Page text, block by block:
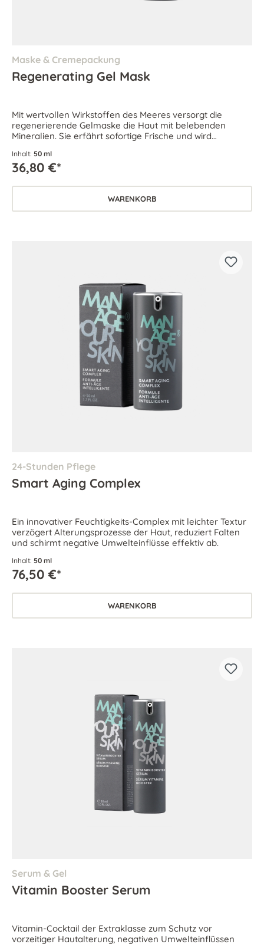
Maske & Cremepackung
Regenerating Gel Mask
Mit wertvollen Wirkstoffen des Meeres versorgt die
regenerierende Gelmaske die Haut mit belebenden
Mineralien. Sie erfährt sofortige Frische und wird
Inhalt: 50 ml
36,80 €*
WARENKORB
24-Stunden Pflege
Smart Aging Complex
Ein innovativer Feuchtigkeits-Complex mit leichter Textur
verzögert Alterungsprozesse der Haut, reduziert Falten
und schirmt negative Umwelteinflüsse effektiv ab.
Inhalt: 50 ml
76,50 €*
WARENKORB
Serum & Gel
Vitamin Booster Serum
Vitamin-Cocktail der Extraklasse zum Schutz vor
vorzeitiger Hautalterung, negativen Umwelteinflüssen